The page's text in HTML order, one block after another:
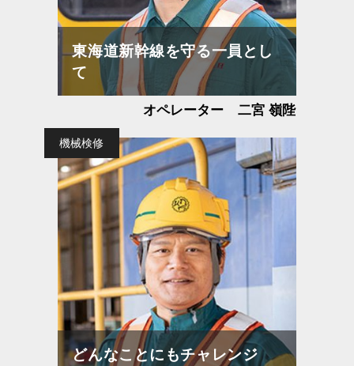
東海道新幹線を守る一員とし
て
オペレーター 二宮 嶺陛
機械検修
どんなことにもチャレンジ